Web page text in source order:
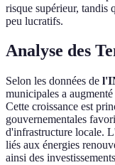
risque supérieur, tandis
peu lucratifs.
Analyse des
Selon les données de
municipales a
Cette croissance est
gouvernementales
d'infrastructure locale.
liés aux énergies
ainsi des